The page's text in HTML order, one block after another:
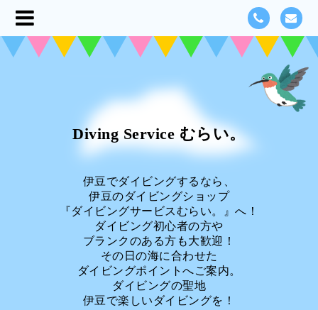
Diving Service むらい。
伊豆でダイビングするなら、
伊豆のダイビングショップ
『ダイビングサービスむらい。』へ！
ダイビング初心者の方や
ブランクのある方も大歓迎！
その日の海に合わせた
ダイビングポイントへご案内。
ダイビングの聖地
伊豆で楽しいダイビングを！